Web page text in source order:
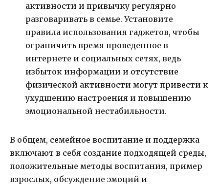
активности и привычку регулярно
разговаривать в семье. Установите
правила использования гаджетов, чтобы
ограничить время проведенное в
интернете и социальных сетях, ведь
избыток информации и отсутствие
физической активности могут привести к
ухудшению настроения и повышению
эмоциональной нестабильности.
В общем, семейное воспитание и поддержка
включают в себя создание подходящей среды,
положительные методы воспитания, пример
взрослых, обсуждение эмоций и